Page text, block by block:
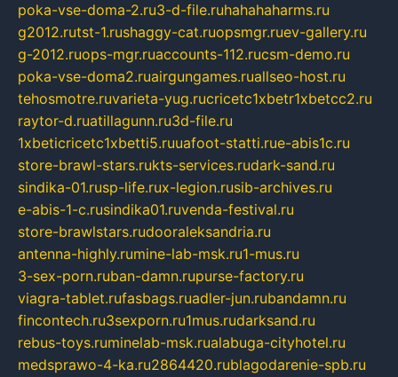
poka-vse-doma-2.ru3-d-file.ruhahahaharms.ru
g2012.rutst-1.rushaggy-cat.ruopsmgr.ruev-gallery.ru
g-2012.ruops-mgr.ruaccounts-112.rucsm-demo.ru
poka-vse-doma2.ruairgungames.ruallseo-host.ru
tehosmotre.ruvarieta-yug.rucricetc1xbetr1xbetcc2.ru
raytor-d.ruatillagunn.ru3d-file.ru
1xbeticricetc1xbetti5.ruuafoot-statti.rue-abis1c.ru
store-brawl-stars.rukts-services.rudark-sand.ru
sindika-01.rusp-life.rux-legion.rusib-archives.ru
e-abis-1-c.rusindika01.ruvenda-festival.ru
store-brawlstars.rudooraleksandria.ru
antenna-highly.rumine-lab-msk.ru1-mus.ru
3-sex-porn.ruban-damn.rupurse-factory.ru
viagra-tablet.rufasbags.ruadler-jun.rubandamn.ru
fincontech.ru3sexporn.ru1mus.rudarksand.ru
rebus-toys.ruminelab-msk.rualabuga-cityhotel.ru
medsprawo-4-ka.ru2864420.rublagodarenie-spb.ru